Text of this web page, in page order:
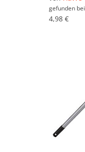
gefunden bei
4,98 €